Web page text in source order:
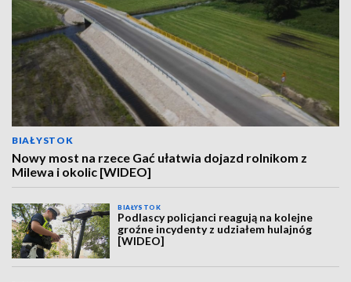
BIAŁYSTOK
Nowy most na rzece Gać ułatwia dojazd rolnikom z
Milewa i okolic [WIDEO]
BIAŁYSTOK
Podlascy policjanci reagują na kolejne
groźne incydenty z udziałem hulajnóg
[WIDEO]